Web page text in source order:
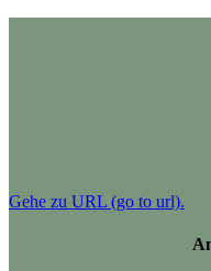
Gehe zu URL (go to url).